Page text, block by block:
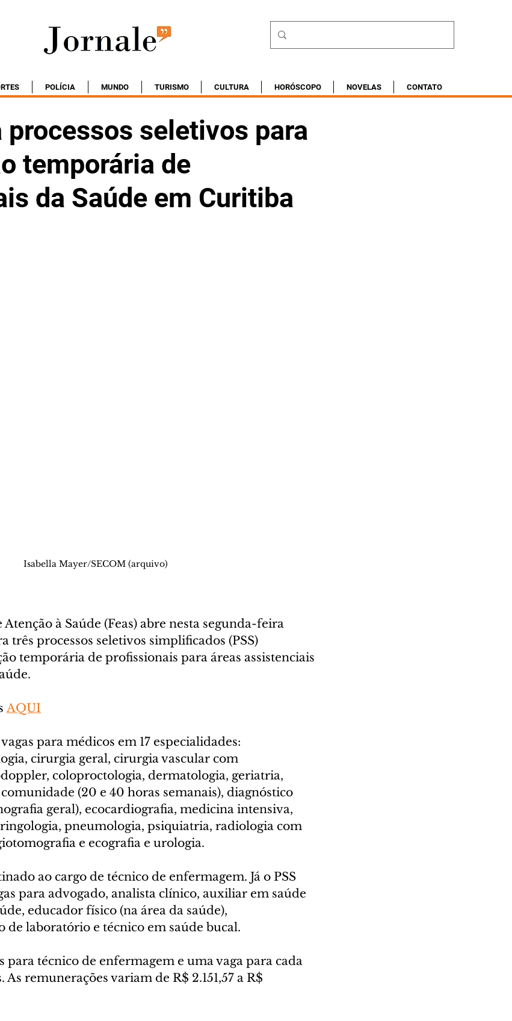
POLÍCIA MUNDO TURISMO CULTURA HORÓSCOPO NOVELAS CONTATO
processos seletivos para
temporária de
da Saúde em Curitiba
Isabella Mayer/SECOM (arquivo)
à Saúde (Feas) abre nesta segunda-feira
três processos seletivos simplificados (PSS)
temporária de profissionais para áreas assistenciais
AQUI
vagas para médicos em 17 especialidades:
cirurgia geral, cirurgia vascular com
coloproctologia, dermatologia, geriatria,
(20 e 40 horas semanais), diagnóstico
geral), ecocardiografia, medicina intensiva,
pneumologia, psiquiatria, radiologia com
e ecografia e urologia.
ao cargo de técnico de enfermagem. Já o PSS
para advogado, analista clínico, auxiliar em saúde
educador físico (na área da saúde),
de laboratório e técnico em saúde bucal.
para técnico de enfermagem e uma vaga para cada
remunerações variam de R$ 2.151,57 a R$